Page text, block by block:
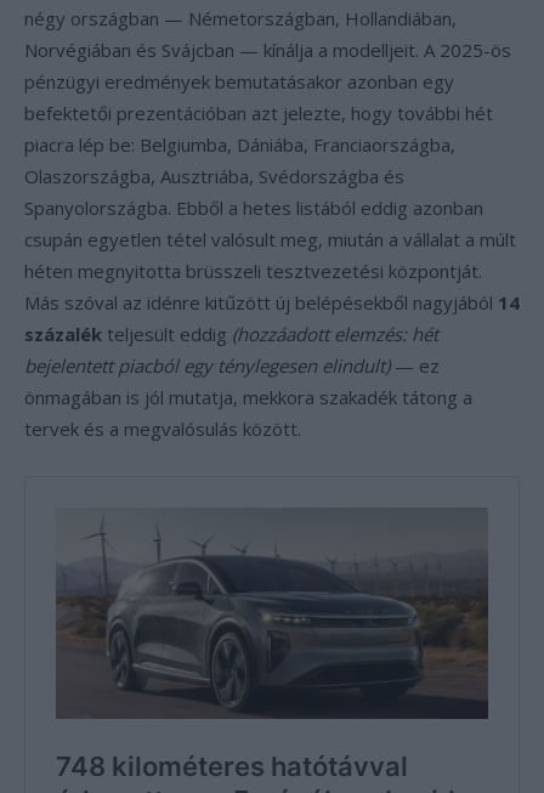
négy országban — Németországban, Hollandiában,
Norvégiában és Svájcban — kínálja a modelljeit. A 2025-ös
pénzügyi eredmények bemutatásakor azonban egy
befektetői prezentációban azt jelezte, hogy további hét
piacra lép be: Belgiumba, Dániába, Franciaországba,
Olaszországba, Ausztriába, Svédországba és
Spanyolországba. Ebből a hetes listából eddig azonban
csupán egyetlen tétel valósult meg, miután a vállalat a múlt
héten megnyitotta brüsszeli tesztvezetési központját.
Más szóval az idénre kitűzött új belépésekből nagyjából 14
százalék teljesült eddig (hozzáadott elemzés: hét
bejelentett piacból egy ténylegesen elindult)— ez
önmagában is jól mutatja, mekkora szakadék tátong a
tervek és a megvalósulás között.